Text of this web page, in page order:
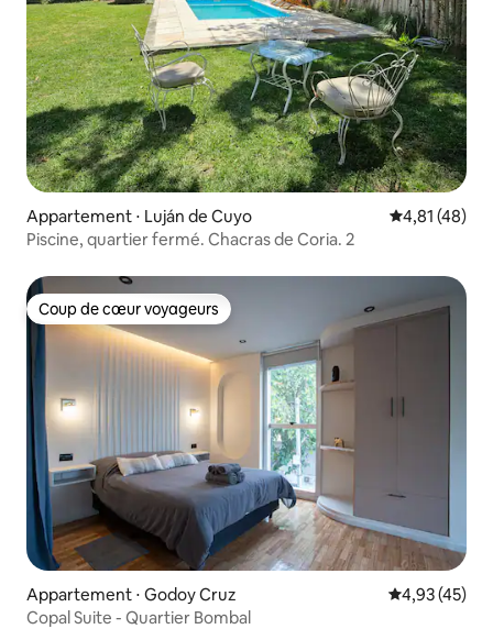
Appartement ⋅ Luján de Cuyo Évaluation
4,81 (48)
Piscine, quartier fermé. Chacras de Coria. 2
Coup de cœur voyageurs
Coup de cœur voyageurs
Appartement ⋅ Godoy Cruz Évaluation
4,93 (45)
Copal Suite - Quartier Bombal